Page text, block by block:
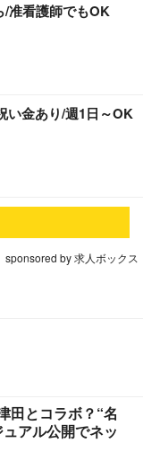
/准看護師でもOK
い金あり/週1日～OK
sponsored by 求人ボックス
田とコラボ？“名
アル公開でネッ